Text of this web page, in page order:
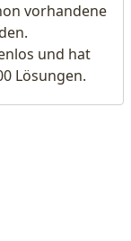
vorhandene
und hat
Lösungen.